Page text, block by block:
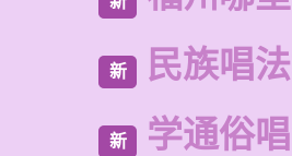
新 民族唱
新 学通俗